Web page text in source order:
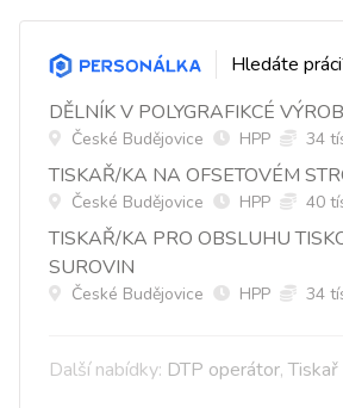
Hledáte
DĚLNÍK V POLYGRAFIKCÉ
České Budějovice HPP 34
TISKAŘ/KA NA OFSETOVÉM
České Budějovice HPP 40
TISKAŘ/KA PRO OBSLUHU
SUROVIN
České Budějovice HPP 34
Další nabídky: DTP operátor, Tiskař